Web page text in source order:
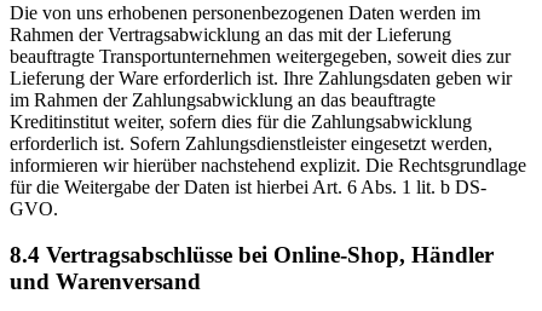
Die von uns erhobenen personenbezogenen Daten werden im
Rahmen der Vertragsabwicklung an das mit der Lieferung
beauftragte Transportunternehmen weitergegeben, soweit dies zur
Lieferung der Ware erforderlich ist. Ihre Zahlungsdaten geben wir
im Rahmen der Zahlungsabwicklung an das beauftragte
Kreditinstitut weiter, sofern dies für die Zahlungsabwicklung
erforderlich ist. Sofern Zahlungsdienstleister eingesetzt werden,
informieren wir hierüber nachstehend explizit. Die Rechtsgrundlage
für die Weitergabe der Daten ist hierbei Art. 6 Abs. 1 lit. b DS-
GVO.
8.4 Vertragsabschlüsse bei Online-Shop, Händler
und Warenversand